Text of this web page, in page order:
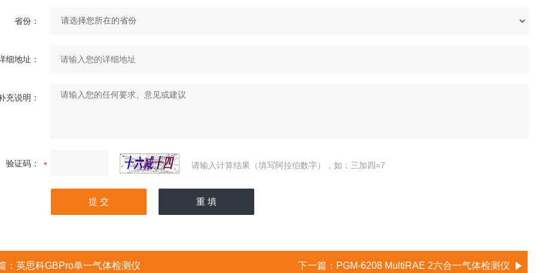
省份：
细地址：
充说明：
验证码： 请输入计算结果（填写阿拉伯数字），如：三加四=7
： 英思科GBPro单一气体检测仪 下一篇： PGM-6208 MultiRAE 2六合一气体检测仪